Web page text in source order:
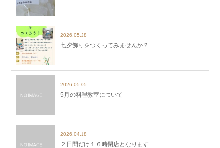
2026.05.28
七夕飾りをつくってみませんか？
2026.05.05
5月の料理教室について
2026.04.18
２日間だけ１６時閉店となります